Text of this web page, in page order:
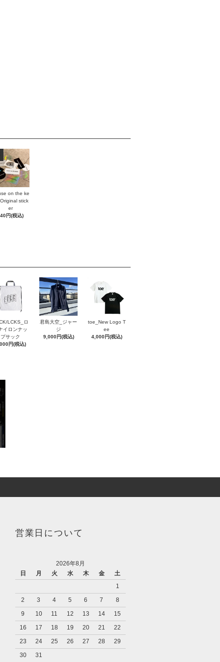
on the ke
stick
er
円(税込)
LCKS_ロ
イロンナッ
プサック
円(税込)
君島大空_ジャー
ジ
9,000円(税込)
toe_New Logo T
ee
4,000円(税込)
営業日について
2026年8月
日
月 火 水 木 金
土
1
2
3 4 5 6 7
8
9
10 11 12 13 14
15
16
17 18 19 20 21
22
23
24 25 26 27 28
29
30
31